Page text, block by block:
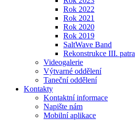
Rok 2022
Rok 2021
Rok 2020
Rok 2019
SaltWave Band
Rekonstrukce III. patra
Videogalerie
Výtvarné oddělení
Taneční oddělení
Kontakty
Kontaktní informace
Napište nám
Mobilní aplikace